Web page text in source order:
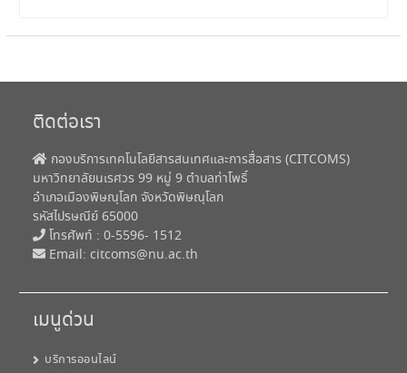
ติดต่อเรา
กองบริการเทคโนโลยีสารสนเทศและการสื่อสาร (CITCOMS)
มหาวิทยาลัยนเรศวร 99 หมู่ 9 ตำบลท่าโพธิ์
อำเภอเมืองพิษณุโลก จังหวัดพิษณุโลก
รหัสไปรษณีย์ 65000
โทรศัพท์ : 0-5596- 1512
Email: citcoms@nu.ac.th
เมนูด่วน
บริการออนไลน์